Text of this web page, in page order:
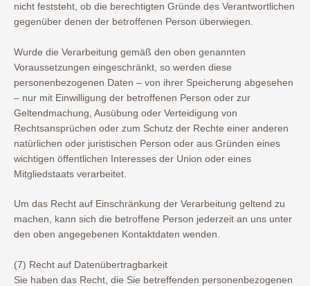
nicht feststeht, ob die berechtigten Gründe des Verantwortlichen
gegenüber denen der betroffenen Person überwiegen.
Wurde die Verarbeitung gemäß den oben genannten
Voraussetzungen eingeschränkt, so werden diese
personenbezogenen Daten – von ihrer Speicherung abgesehen
– nur mit Einwilligung der betroffenen Person oder zur
Geltendmachung, Ausübung oder Verteidigung von
Rechtsansprüchen oder zum Schutz der Rechte einer anderen
natürlichen oder juristischen Person oder aus Gründen eines
wichtigen öffentlichen Interesses der Union oder eines
Mitgliedstaats verarbeitet.
Um das Recht auf Einschränkung der Verarbeitung geltend zu
machen, kann sich die betroffene Person jederzeit an uns unter
den oben angegebenen Kontaktdaten wenden.
(7) Recht auf Datenübertragbarkeit
Sie haben das Recht, die Sie betreffenden personenbezogenen